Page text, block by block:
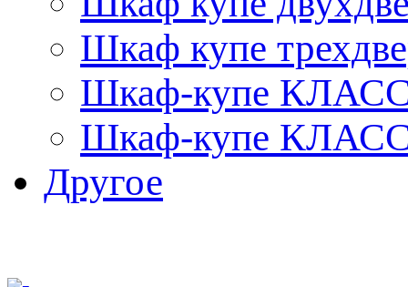
Шкаф купе
Шкаф-купе
Шкаф-купе
Другое